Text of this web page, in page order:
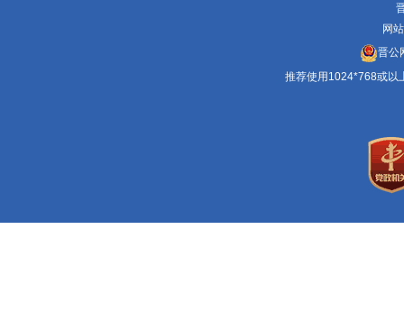
网
晋公
推荐使用1024*768或以